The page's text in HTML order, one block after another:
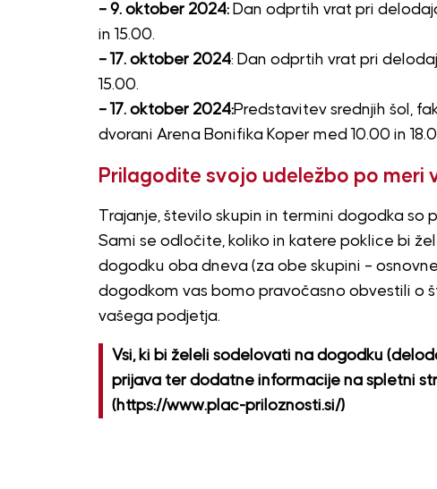
– 9. oktober 2024:Dan odprtih vrat pri
in 15.00.
– 17. oktober 2024: Dan odprtih vrat pri
15.00.
– 17. oktober 2024:Predstavitev srednjih šol,
dvorani Arena Bonifika Koper med 10.00 in
Prilagodite svojo udeležbo po meri
Trajanje, število skupin in termini dogodka so
Sami se odločite, koliko in katere poklice bi
dogodku oba dneva (za obe skupini –
dogodkom vas bomo pravočasno obvestili o
vašega podjetja.
Vsi, ki bi želeli sodelovati na dogodku
prijava ter dodatne informacije na spletni
(https://www.plac-priloznosti.si/)